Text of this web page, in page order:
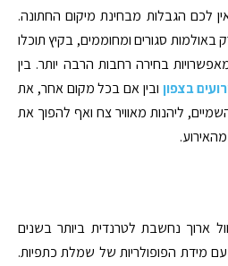
לכם הגבלות מבחינת מיקום החתונה.
סגורים ומחוממים, בקיץ תוכלו
בחירה רחבות הרבה יותר. בין
בצפון ובין אם בכל מקום אחר, את
ליהנות מאוויר צח ואף להפוך את
ארוך נחשבת לטרנדית ביותר בשנים
מידת הפופולריות של שמלת כתפיות.